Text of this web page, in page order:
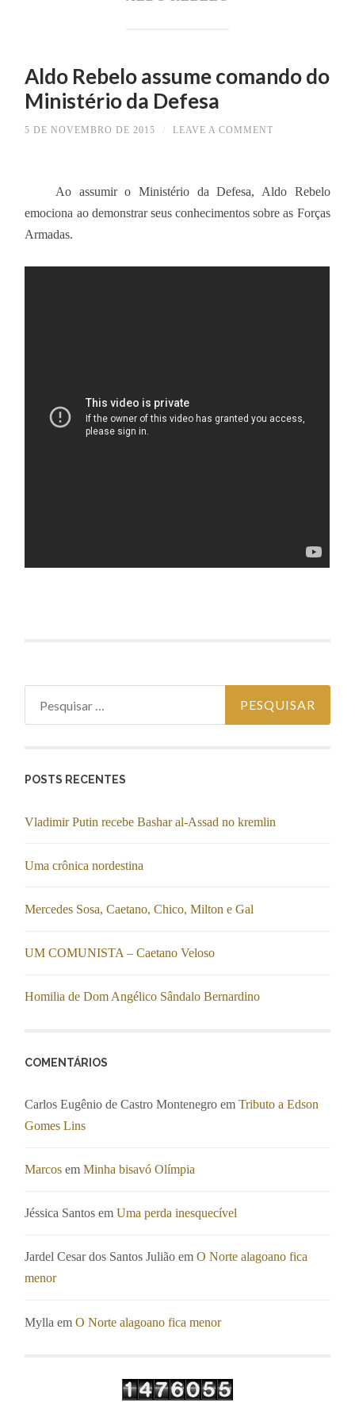
Aldo Rebelo assume comando do
Ministério da Defesa
5 DE NOVEMBRO DE 2015 LEAVE A COMMENT
Ao assumir o Ministério da Defesa, Aldo Rebelo
emociona ao demonstrar seus conhecimentos sobre as Forças
Armadas.
POSTS RECENTES
Vladimir Putin recebe Bashar al-Assad no kremlin
Uma crônica nordestina
Mercedes Sosa, Caetano, Chico, Milton e Gal
UM COMUNISTA – Caetano Veloso
Homilia de Dom Angélico Sândalo Bernardino
COMENTÁRIOS
Carlos Eugênio de Castro Montenegro emTributo a Edson
Gomes Lins
Marcos emMinha bisavó Olímpia
Jéssica Santos emUma perda inesquecível
Jardel Cesar dos Santos Julião emO Norte alagoano fica
menor
Mylla emO Norte alagoano fica menor